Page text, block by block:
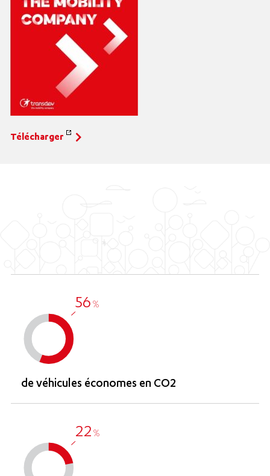
Télécharger
56 %
de véhicules économes en CO2
22 %